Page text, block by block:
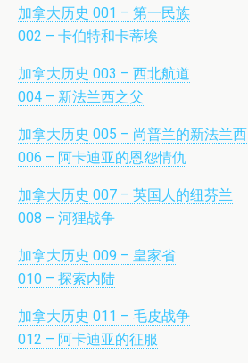
加拿大历史 001 – 第一民族
002 – 卡伯特和卡蒂埃
加拿大历史 003 – 西北航道
004 – 新法兰西之父
加拿大历史 005 – 尚普兰的新法兰西
006 – 阿卡迪亚的恩怨情仇
加拿大历史 007 – 英国人的纽芬兰
008 – 河狸战争
加拿大历史 009 – 皇家省
010 – 探索内陆
加拿大历史 011 – 毛皮战争
012 – 阿卡迪亚的征服